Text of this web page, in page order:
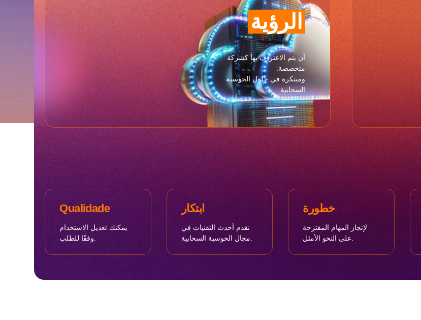
الرؤية
أن يتم الاعتراف بها كشركة
متخصصة.
ومبتكرة في حلول الحوسبة
السحابية
Qualidade
يمكنك تعديل الاستخدام
ابتكار
نقدم أحدث التقنيات في
خطورة
لإنجاز المهام المقترحة